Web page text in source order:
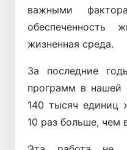
важными
обеспеченность
жизненная среда.
За последние
программ в нашей
140 тысяч единиц
10 раз больше, чем